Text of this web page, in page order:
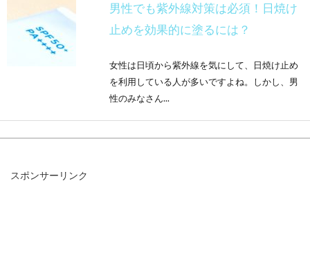
男性でも紫外線対策は必須！日焼け
止めを効果的に塗るには？
女性は日頃から紫外線を気にして、日焼け止め
を利用している人が多いですよね。しかし、男
性のみなさん...
スポンサーリンク